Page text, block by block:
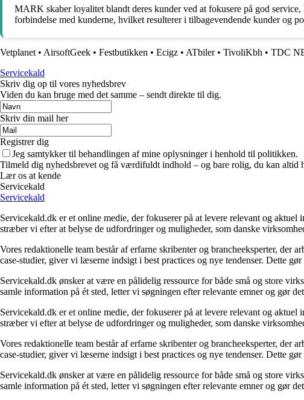
MARK skaber loyalitet blandt deres kunder ved at fokusere på god
forbindelse med kunderne, hvilket resulterer i tilbagevendende kunder og
Vetplanet • AirsoftGeek • Festbutikken • Ecigz • ATbiler• TivoliKbh • TDC
Servicekald
Skriv dig op til vores nyhedsbrev
Viden du kan bruge med det samme – sendt direkte til dig.
Skriv din mail her
Registrer dig
Jeg samtykker til behandlingen af mine oplysninger i henhold til politikken.
Tilmeld dig nyhedsbrevet og få værdifuldt indhold – og bare rolig, du kan altid
Lær os at kende
Servicekald
Servicekald
Servicekald.dk er et online medie, der fokuserer på at levere relevant og
stræber vi efter at belyse de udfordringer og muligheder, som danske
Vores redaktionelle team består af erfarne skribenter og brancheeksperter, der
case-studier, giver vi læserne indsigt i best practices og nye tendenser. Dette
Servicekald.dk ønsker at være en pålidelig ressource for både små og store
samle information på ét sted, letter vi søgningen efter relevante emner og gør
Servicekald.dk er et online medie, der fokuserer på at levere relevant og
stræber vi efter at belyse de udfordringer og muligheder, som danske
Vores redaktionelle team består af erfarne skribenter og brancheeksperter, der
case-studier, giver vi læserne indsigt i best practices og nye tendenser. Dette
Servicekald.dk ønsker at være en pålidelig ressource for både små og store
samle information på ét sted, letter vi søgningen efter relevante emner og gør